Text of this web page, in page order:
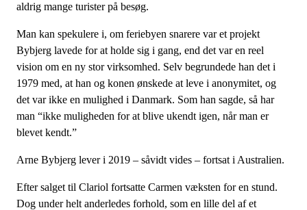
aldrig mange turister på besøg.
Man kan spekulere i, om feriebyen snarere var et projekt
Bybjerg lavede for at holde sig i gang, end det var en reel
vision om en ny stor virksomhed. Selv begrundede han det i
1979 med, at han og konen ønskede at leve i anonymitet, og
det var ikke en mulighed i Danmark. Som han sagde, så har
man “ikke muligheden for at blive ukendt igen, når man er
blevet kendt.”
Arne Bybjerg lever i 2019 – såvidt vides – fortsat i Australien.
Efter salget til Clariol fortsatte Carmen væksten for en stund.
Dog under helt anderledes forhold, som en lille del af et